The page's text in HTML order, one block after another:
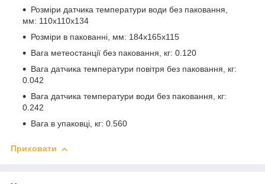
Розміри датчика температури води без паковання,
мм: 110х110х134
Розміри в пакованні, мм: 184х165х115
Вага метеостанції без паковання, кг: 0.120
Вага датчика температури повітря без паковання, кг:
0.042
Вага датчика температури води без паковання, кг:
0.242
Вага в упаковці, кг: 0.560
Приховати